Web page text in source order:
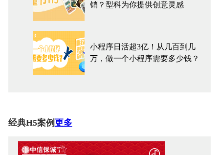
销？型科为你提供创意灵感
小程序日活超3亿！从几百到几
万，做一个小程序需要多少钱？
经典H5案例 更多